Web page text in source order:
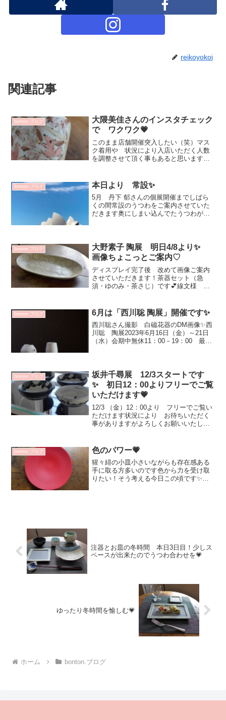
reikoyokoi
関連記事
bonton.ブログ
大隈美佳さんのインスタチェック
で ワクワク💗
このまま店舗開催突入したい（笑）マス
ク着用や 状況により入店いただく人数
を調整させて頂く事もあると思いますご
な勢いですが大隈美佳さんの個展は
6/19（金）からです^^...
bonton.ブログ 本日より 常設✨
5月 丹下 郁さんの個展開催までしばら
くの間常設のうつわをご案内させていた
だきます奥にしまい込んでたうつわが
ないようにしないとっ！...
bonton.ブログ
大野素子 陶展 明日4/8より✨
画像ちょこっとご案内♡
ディスプレイ完了後 改めて画像ご案内
させていただきます！茶器セット（急
須・ゆのみ・茶さじ）です💕線文様 長
南蛮 だ円タタラ皿（植物）水止め・汚
れ防止されています 初めて...
bonton.ブログ 6月は「西川聡 陶展」開催です✨
西川聡さん撮影 白磁花器のDM画像✨西
川聡 陶展2023年6月16日（金）～21日
（水）会期中無休11：00－19：00 最終
bonton.ブログ
坂井千尋展 12/3スタートです
✨ 初日12：00よりフリーでご覧
いただけます💗
12/3 （金）12：00より フリーでご覧い
ただけます状況により お待ちいただく
事がありますがよろしくお願いいたしま
いました💦明日 ディスプレイ後画像ア
ップさせていた...
bonton.ブログ 色のパワー💗
猩々緋の小皿小さいながらも存在感ある
手に取る方多いのです色から力を受け取
りたい！そう考える今日この頃です✨金
注器とお皿の冬時間 本日3日目！少しス
ペースが出来たのでうつわ合わせを💗
ゆったり冬時間を愉しむ💗
ホーム bonton.ブログ